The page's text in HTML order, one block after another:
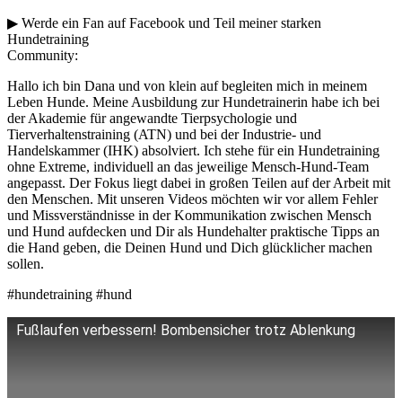
▶︎ Werde ein Fan auf Facebook und Teil meiner starken
Hundetraining
Community:
Hallo ich bin Dana und von klein auf begleiten mich in meinem
Leben Hunde. Meine Ausbildung zur Hundetrainerin habe ich bei
der Akademie für angewandte Tierpsychologie und
Tierverhaltenstraining (ATN) und bei der Industrie- und
Handelskammer (IHK) absolviert. Ich stehe für ein Hundetraining
ohne Extreme, individuell an das jeweilige Mensch-Hund-Team
angepasst. Der Fokus liegt dabei in großen Teilen auf der Arbeit mit
den Menschen. Mit unseren Videos möchten wir vor allem Fehler
und Missverständnisse in der Kommunikation zwischen Mensch
und Hund aufdecken und Dir als Hundehalter praktische Tipps an
die Hand geben, die Deinen Hund und Dich glücklicher machen
sollen.
#hundetraining #hund
Fußlaufen verbessern! Bombensicher trotz Ablenkung